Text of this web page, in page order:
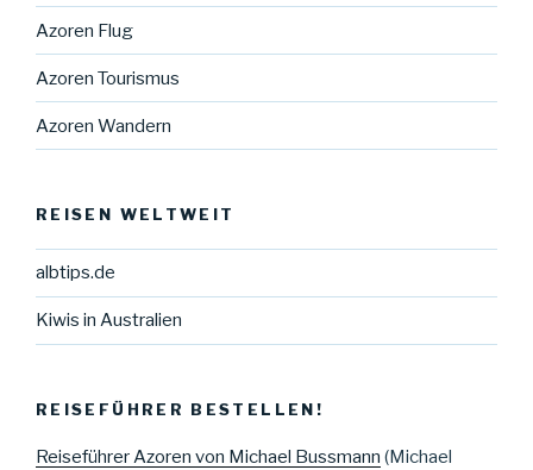
Azoren Flug
Azoren Tourismus
Azoren Wandern
REISEN WELTWEIT
albtips.de
Kiwis in Australien
REISEFÜHRER BESTELLEN!
Reiseführer Azoren von Michael Bussmann (Michael